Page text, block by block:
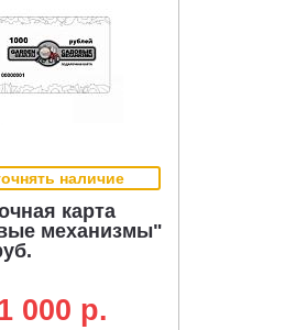
интенсивных нагрузок.
высоты кошения.
с 15 точками фиксации от 17 мм до
и ухоженной травой, так и с
(огромный травосборник 90 л.)
травосборнике и полузакрытой
Ширина и размер колёс,
наличие
карта
механизмы"
000 p.